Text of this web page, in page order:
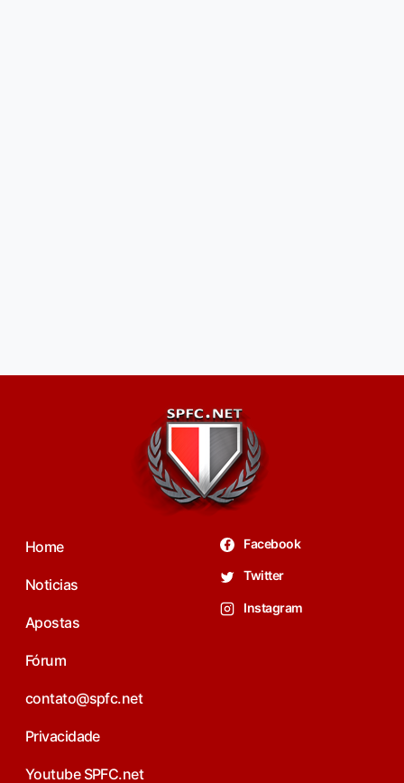
Home
Noticias
Apostas
Fórum
contato@spfc.net
Privacidade
Youtube SPFC.net
Facebook
Twitter
Instagram